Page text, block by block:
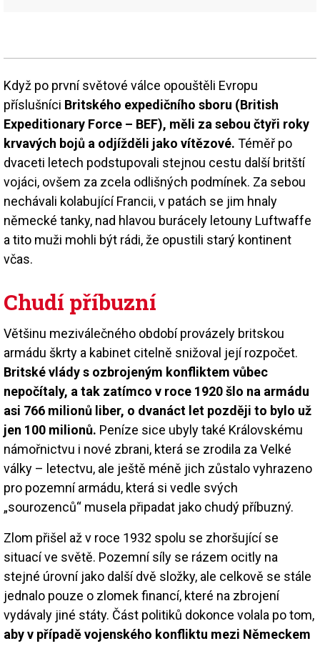
Když po první světové válce opouštěli Evropu
příslušníci Britského expedičního sboru (British
Expeditionary Force – BEF), měli za sebou čtyři roky
krvavých bojů a odjížděli jako vítězové. Téměř po
dvaceti letech podstupovali stejnou cestu další britští
vojáci, ovšem za zcela odlišných podmínek. Za sebou
nechávali kolabující Francii, v patách se jim hnaly
německé tanky, nad hlavou burácely letouny Luftwaffe
a tito muži mohli být rádi, že opustili starý kontinent
včas.
Chudí příbuzní
Většinu meziválečného období provázely britskou
armádu škrty a kabinet citelně snižoval její rozpočet.
Britské vlády s ozbrojeným konfliktem vůbec
nepočítaly, a tak zatímco v roce 1920 šlo na armádu
asi 766 milionů liber, o dvanáct let později to bylo už
jen 100 milionů. Peníze sice ubyly také Královskému
námořnictvu i nové zbrani, která se zrodila za Velké
války – letectvu, ale ještě méně jich zůstalo vyhrazeno
pro pozemní armádu, která si vedle svých
„sourozenců“ musela připadat jako chudý příbuzný.
Zlom přišel až v roce 1932 spolu se zhoršující se
situací ve světě. Pozemní síly se rázem ocitly na
stejné úrovní jako další dvě složky, ale celkově se stále
jednalo pouze o zlomek financí, které na zbrojení
vydávaly jiné státy. Část politiků dokonce volala po tom,
aby v případě vojenského konfliktu mezi Německem